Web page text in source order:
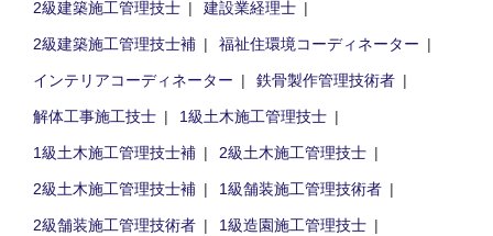
2級建築施工管理技士
建設業経理士
2級建築施工管理技士補
福祉住環境コーディネーター
インテリアコーディネーター
鉄骨製作管理技術者
解体工事施工技士
1級土木施工管理技士
1級土木施工管理技士補
2級土木施工管理技士
2級土木施工管理技士補
1級舗装施工管理技術者
2級舗装施工管理技術者
1級造園施工管理技士